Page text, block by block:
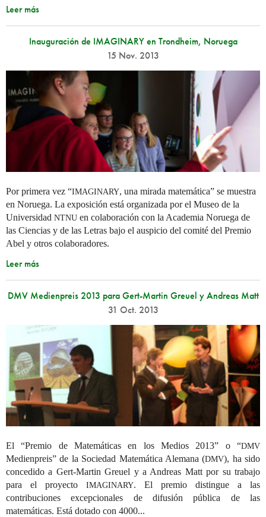
Leer más
Inauguración de IMAGINARY en Trondheim, Noruega
15 Nov. 2013
Por primera vez “IMAGINARY, una mirada matemática” se muestra
en Noruega. La exposición está organizada por el Museo de la
Universidad NTNU en colaboración con la Academia Noruega de
las Ciencias y de las Letras bajo el auspicio del comité del Premio
Abel y otros colaboradores.
Leer más
DMV Medienpreis 2013 para Gert-Martin Greuel y Andreas Matt
31 Oct. 2013
El “Premio de Matemáticas en los Medios 2013” o “DMV
Medienpreis” de la Sociedad Matemática Alemana (DMV), ha sido
concedido a Gert-Martin Greuel y a Andreas Matt por su trabajo
para el proyecto IMAGINARY. El premio distingue a las
contribuciones excepcionales de difusión pública de las
matemáticas. Está dotado con 4000...